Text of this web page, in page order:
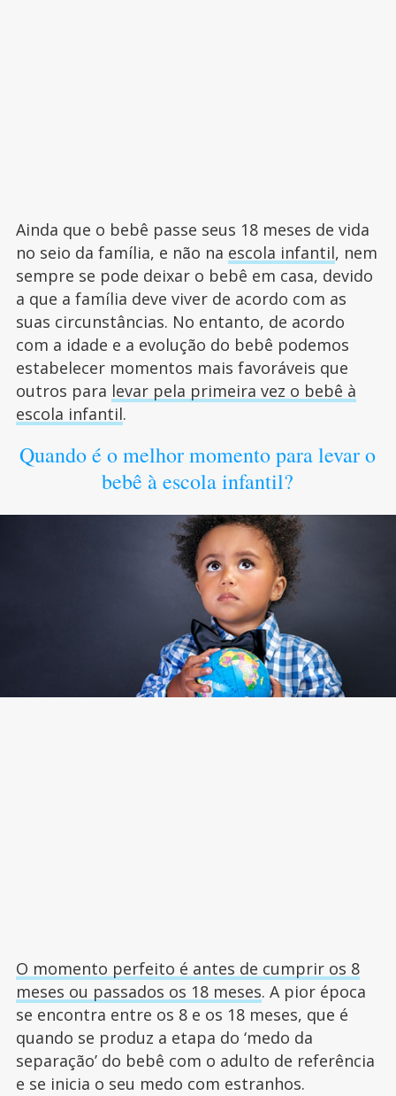
Ainda que o bebê passe seus 18 meses de vida
no seio da família, e não na escola infantil, nem
sempre se pode deixar o bebê em casa, devido
a que a família deve viver de acordo com as
suas circunstâncias. No entanto, de acordo
com a idade e a evolução do bebê podemos
estabelecer momentos mais favoráveis que
outros para levar pela primeira vez o bebê à
escola infantil.
Quando é o melhor momento para levar o
bebê à escola infantil?
O momento perfeito é antes de cumprir os 8
meses ou passados os 18 meses. A pior época
se encontra entre os 8 e os 18 meses, que é
quando se produz a etapa do ‘medo da
separação’ do bebê com o adulto de referência
e se inicia o seu medo com estranhos.